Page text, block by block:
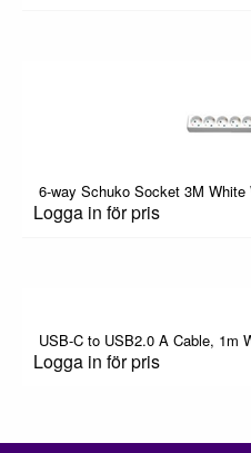
6-way Schuko Socket 3M
Logga in för pris
USB-C to USB2.0 A Cable, 1m
Logga in för pris